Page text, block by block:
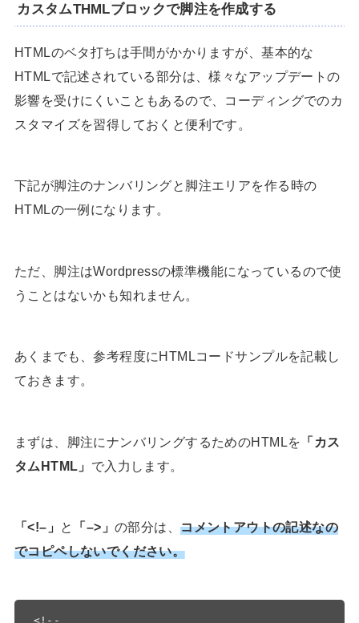
カスタムTHMLブロックで脚注を作成する
HTMLのベタ打ちは手間がかかりますが、基本的な
HTMLで記述されている部分は、様々なアップデートの
影響を受けにくいこともあるので、コーディングでのカ
スタマイズを習得しておくと便利です。
下記が脚注のナンバリングと脚注エリアを作る時の
HTMLの一例になります。
ただ、脚注はWordpressの標準機能になっているので使
うことはないかも知れません。
あくまでも、参考程度にHTMLコードサンプルを記載し
ておきます。
まずは、脚注にナンバリングするためのHTMLを 「カス
タムHTML」 で入力します。
「<!–」 と 「–>」の部分は、コメントアウトの記述なの
でコピペしないでください。
<!--